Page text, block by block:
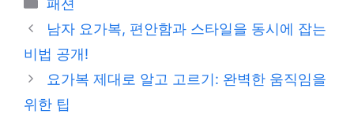
테
리
패션
남자 요가복, 편안함과 스타일을 동시에 잡는
비법 공개!
요가복 제대로 알고 고르기: 완벽한 움직임을
위한 팁